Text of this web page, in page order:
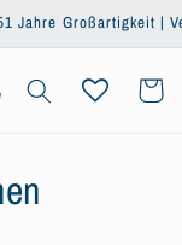
Jahre Großartigkeit |